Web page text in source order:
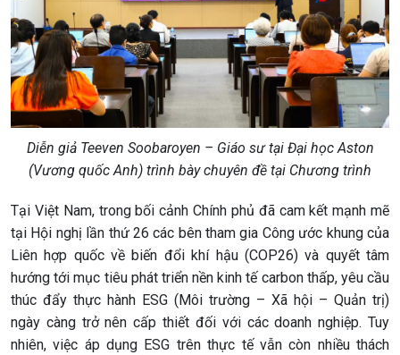
Diễn giả Teeven Soobaroyen – Giáo sư tại Đại học Aston
(Vương quốc Anh) trình bày chuyên đề tại Chương trình
Tại Việt Nam, trong bối cảnh Chính phủ đã cam kết mạnh mẽ
tại Hội nghị lần thứ 26 các bên tham gia Công ước khung của
Liên hợp quốc về biến đổi khí hậu (COP26) và quyết tâm
hướng tới mục tiêu phát triển nền kinh tế carbon thấp, yêu cầu
thúc đẩy thực hành ESG (Môi trường – Xã hội – Quản trị)
ngày càng trở nên cấp thiết đối với các doanh nghiệp. Tuy
nhiên, việc áp dụng ESG trên thực tế vẫn còn nhiều thách